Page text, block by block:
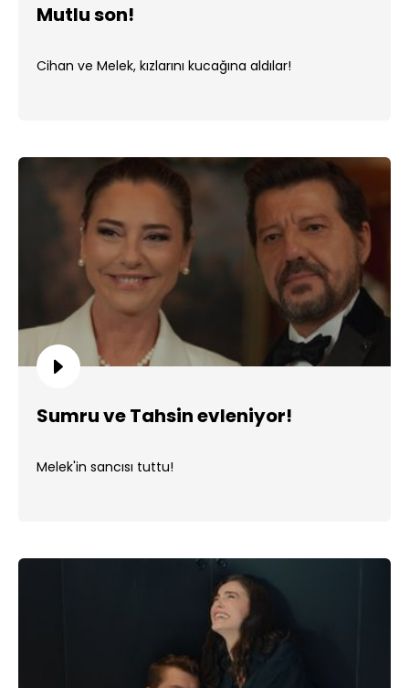
Mutlu son!
Cihan ve Melek, kızlarını kucağına aldılar!
Sumru ve Tahsin evleniyor!
Melek'in sancısı tuttu!